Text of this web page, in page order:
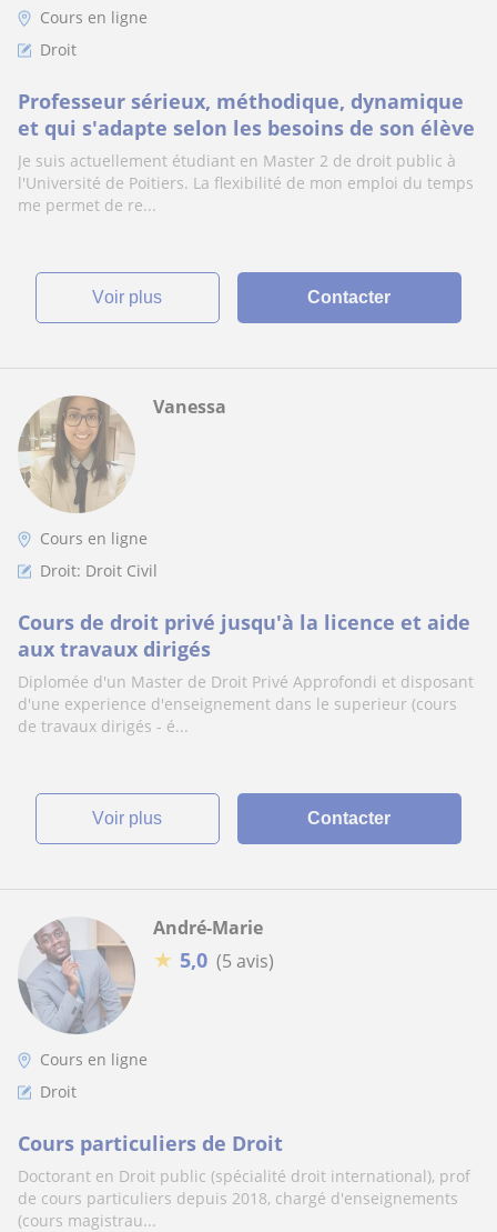
Cours en ligne
Droit
Professeur sérieux, méthodique, dynamique
et qui s'adapte selon les besoins de son élève
Je suis actuellement étudiant en Master 2 de droit public à
l'Université de Poitiers. La flexibilité de mon emploi du temps
me permet de re...
voir plus Contacter
Vanessa
Cours en ligne
Droit: Droit Civil
Cours de droit privé jusqu'à la licence et aide
aux travaux dirigés
Diplomée d'un Master de Droit Privé Approfondi et disposant
d'une experience d'enseignement dans le superieur (cours
de travaux dirigés - é...
voir plus Contacter
André-Marie
★ 5,0 (5 avis)
Cours en ligne
Droit
Cours particuliers de Droit
Doctorant en Droit public (spécialité droit international), prof
de cours particuliers depuis 2018, chargé d'enseignements
(cours magistrau...